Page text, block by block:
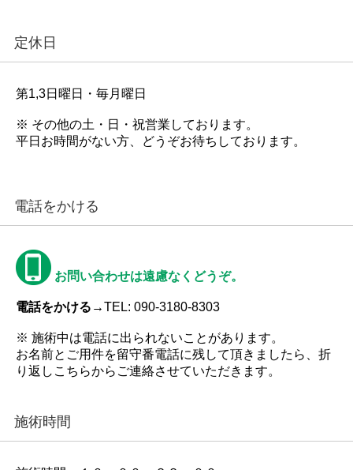
定休日
第1,3日曜日・毎月曜日
※ その他の土・日・祝営業しております。
平日お時間がない方、どうぞお待ちしております。
電話をかける
お問い合わせは遠慮なくどうぞ。
電話をかける→TEL: 090-3180-8303
※ 施術中は電話に出られないことがあります。
お名前とご用件を留守番電話に残して頂きましたら、折
り返しこちらからご連絡させていただきます。
施術時間